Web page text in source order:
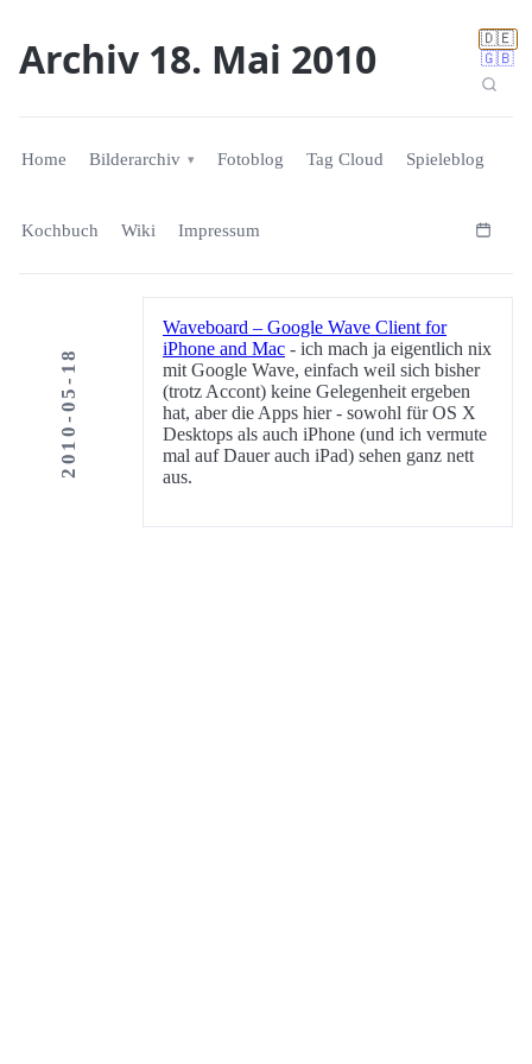
🇩🇪
🇬🇧
Archiv 18. Mai 2010
Home Bilderarchiv Fotoblog Tag Cloud Spieleblog
Kochbuch Wiki Impressum
2010-05-18
Waveboard – Google Wave Client for
iPhone and Mac - ich mach ja eigentlich nix
mit Google Wave, einfach weil sich bisher
(trotz Accont) keine Gelegenheit ergeben
hat, aber die Apps hier - sowohl für OS X
Desktops als auch iPhone (und ich vermute
mal auf Dauer auch iPad) sehen ganz nett
aus.